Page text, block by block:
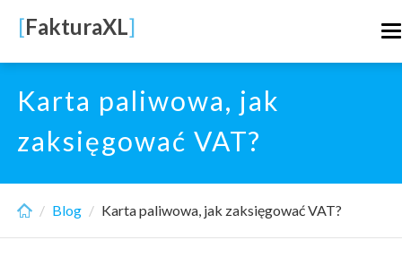
main
content
[FakturaXL]
Karta paliwowa, jak
zaksięgować VAT?
Blog Karta paliwowa, jak zaksięgować VAT?